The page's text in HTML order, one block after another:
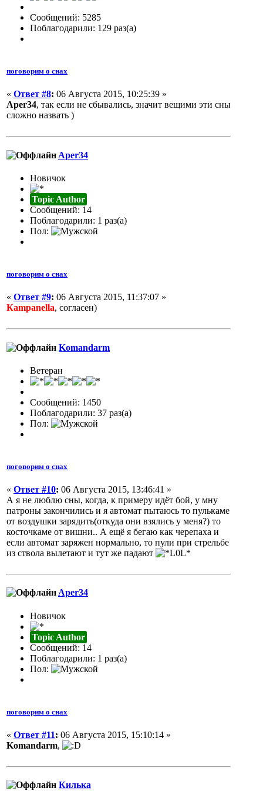
Сообщений: 5285
Поблагодарили: 129 раз(а)
поговорим о снах
« Ответ #8: 06 Августа 2015, 10:25:39 »
Aper34, так если не сбывались, значит вещими эти сны
сложно назвать )
Aper34
Новичок
Topic Author
Сообщений: 14
Поблагодарили: 1 раз(а)
Пол:
поговорим о снах
« Ответ #9: 06 Августа 2015, 11:37:07 »
Кampanella, согласен)
Komandarm
Ветеран
Сообщений: 1450
Поблагодарили: 37 раз(а)
Пол:
поговорим о снах
« Ответ #10: 06 Августа 2015, 13:46:41 »
А я не люблю сны, когда, к примеру идёт бой, у мну
патроны закончились и я автомат пытаюсь то пулькаме
от воздушки зарядить(откуда они взялись у меня?) то
косточкаме от вишни.. А ещё я бегаю как черепаха и
если автомат заряжен нормально, то пули при стрельбе
из ствола вылетают и тут же падают
Aper34
Новичок
Topic Author
Сообщений: 14
Поблагодарили: 1 раз(а)
Пол:
поговорим о снах
« Ответ #11: 06 Августа 2015, 15:10:14 »
Komandarm,
Килька